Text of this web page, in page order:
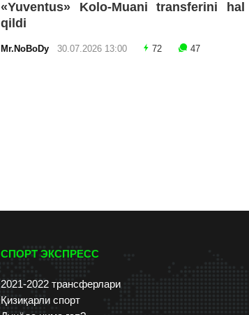
«Yuventus» Kolo-Muani transferini hal
qildi
Mr.NoBoDy 30.07.2026 13:00 72 47
СПОРТ ЭКСПРЕСС
2021-2022 трансферлари
Қизиқарли спорт